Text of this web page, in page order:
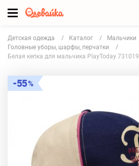
Детская одежда Каталог Мальчики
Головные уборы, шарфы, перчатки
Белая кепка для мальчика PlayToday 731019
55